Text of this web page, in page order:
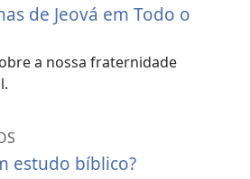
de Jeová em Todo o
a nossa fraternidade
estudo bíblico?